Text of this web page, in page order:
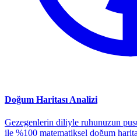
Doğum Haritası Analizi
Gezegenlerin diliyle ruhunuzun
ile %100 matematiksel doğum